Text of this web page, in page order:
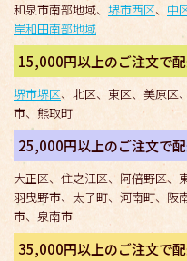
和泉市南部地域、 堺市西区、 中
岸和田南部地域
15,000円以上のご注文で
堺市堺区、北区、東区、美原区
市、熊取町
25,000円以上のご注文で
大正区、住之江区、阿倍野区、
羽曳野市、太子町、河南町、阪
市、泉南市
35,000円以上のご注文で